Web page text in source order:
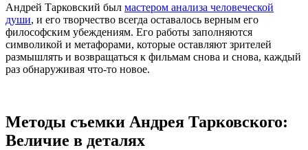
Андрей Тарковский был мастером анализа человеческой
души, и его творчество всегда оставалось верным его
философским убеждениям. Его работы заполняются
символикой и метафорами, которые оставляют зрителей
размышлять и возвращаться к фильмам снова и снова, каждый
раз обнаруживая что-то новое.
Методы съемки Андрея Тарковского:
Величие в деталях